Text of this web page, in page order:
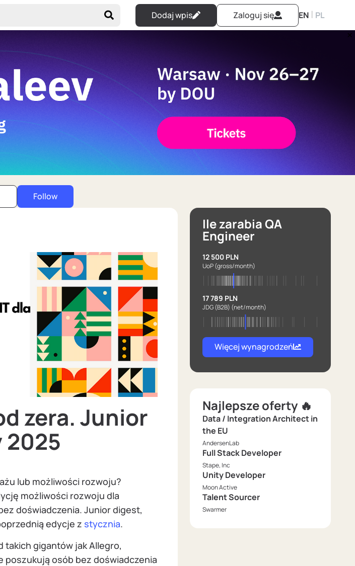
Dodaj wpis Zaloguj się EN | PL
Follow
zera. Junior
lub możliwości rozwoju?
możliwości rozwoju dla
doświadczenia. Junior digest,
edycje z stycznia.
gigantów jak Allegro,
poszukują osób bez doświadczenia
Ile zarabia QA
Engineer
12 500 PLN
UoP(gross/month)
17 789 PLN
JDG (B2B) (net/month)
Więcej wynagrodzeń
Najlepsze oferty 🔥
Data / Integration Architect in
the EU
AndersenLab
Full Stack Developer
Stape, Inc
Unity Developer
Moon Active
Talent Sourcer
Swarmer